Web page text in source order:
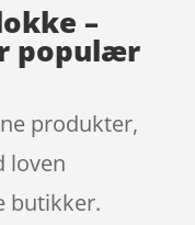
–
populær
produkter,
loven
butikker.